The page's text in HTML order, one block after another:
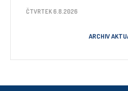
ČTVRTEK 6.8.2026
ARCHIV